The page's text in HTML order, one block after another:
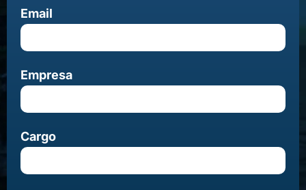
Email
Empresa
Cargo